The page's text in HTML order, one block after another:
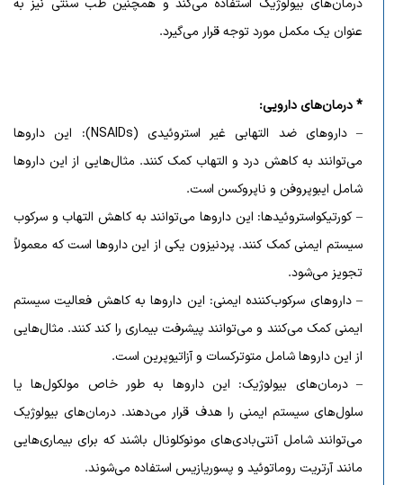
درمان‌های بیولوژیک استفاده می‌کند و همچنین طب سنتی نیز به
عنوان یک مکمل مورد توجه قرار می‌گیرد.
*درمان‌های دارویی:
– داروهای ضد التهابی غیر استروئیدی (NSAIDs): این داروها
می‌توانند به کاهش درد و التهاب کمک کنند. مثال‌هایی از این داروها
شامل ایبوپروفن و ناپروکسن است.
– کورتیکواستروئیدها: این داروها می‌توانند به کاهش التهاب و سرکوب
سیستم ایمنی کمک کنند. پردنیزون یکی از این داروها است که معمولاً
تجویز می‌شود.
– داروهای سرکوب‌کننده ایمنی: این داروها به کاهش فعالیت سیستم
ایمنی کمک می‌کنند و می‌توانند پیشرفت بیماری را کند کنند. مثال‌هایی
از این داروها شامل متوترکسات و آزاتیوپرین است.
– درمان‌های بیولوژیک: این داروها به طور خاص مولکول‌ها یا
سلول‌های سیستم ایمنی را هدف قرار می‌دهند. درمان‌های بیولوژیک
می‌توانند شامل آنتی‌بادی‌های مونوکلونال باشند که برای بیماری‌هایی
مانند آرتریت روماتوئید و پسوریازیس استفاده می‌شوند.